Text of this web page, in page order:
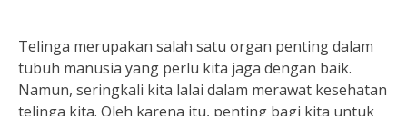
Telinga merupakan salah satu organ penting dalam
tubuh manusia yang perlu kita jaga dengan baik.
Namun, seringkali kita lalai dalam merawat kesehatan
telinga kita. Oleh karena itu, penting bagi kita untuk